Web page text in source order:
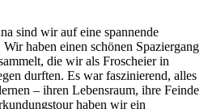
sind wir auf eine spannende
haben einen schönen Spaziergang
die wir als Froscheier in
durften. Es war faszinierend, alles
– ihren Lebensraum, ihre Feinde
haben wir ein